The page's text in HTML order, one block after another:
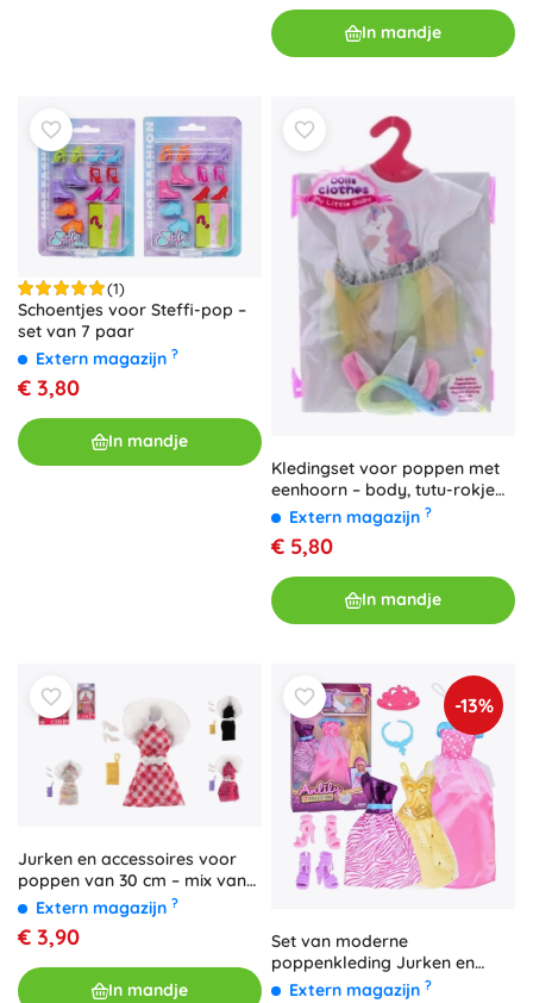
In mandje
(1)
Schoentjes voor Steffi-pop –
set van 7 paar
Extern magazijn ?
€ 3,80
In mandje
Kledingset voor poppen met
eenhoorn – body, tutu-rokje
en haarband
Extern magazijn ?
€ 5,80
In mandje
Jurken en accessoires voor
poppen van 30 cm – mix van
outfits in doosje
Extern magazijn ?
€ 3,90
In mandje
-13%
Set van moderne
poppenkleding Jurken en
accessoires
Extern magazijn ?